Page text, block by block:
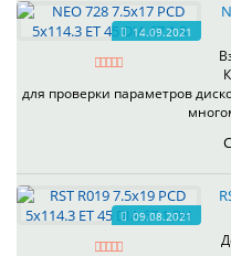
14.09.2021
для проверки параметров
09.08.2021